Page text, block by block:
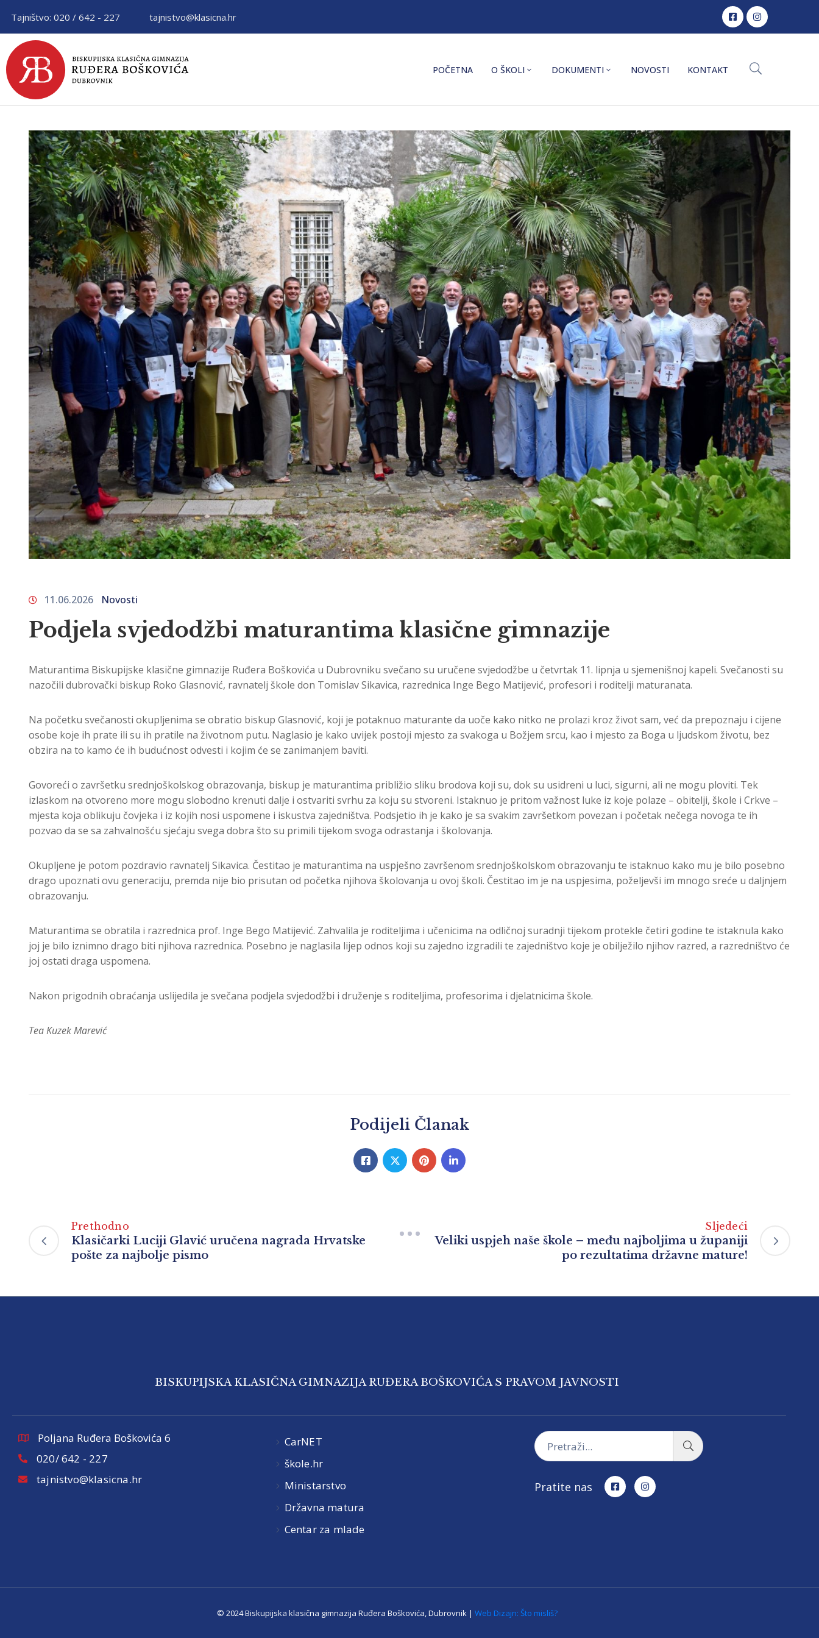
Tajništvo: 020 / 642 - 227 tajnistvo@klasicna.hr
POČETNA O ŠKOLI DOKUMENTI NOVOSTI KONTAKT
11.06.2026 Novosti
Podjela svjedodžbi maturantima klasične gimnazije
Maturantima Biskupijske klasične gimnazije Ruđera Boškovića u Dubrovniku svečano su uručene svjedodžbe u četvrtak 11. lipnja u sjemenišnoj kapeli. Svečanosti su
nazočili dubrovački biskup Roko Glasnović, ravnatelj škole don Tomislav Sikavica, razrednica Inge Bego Matijević, profesori i roditelji maturanata.
Na početku svečanosti okupljenima se obratio biskup Glasnović, koji je potaknuo maturante da uoče kako nitko ne prolazi kroz život sam, već da prepoznaju i cijene
osobe koje ih prate ili su ih pratile na životnom putu. Naglasio je kako uvijek postoji mjesto za svakoga u Božjem srcu, kao i mjesto za Boga u ljudskom životu, bez
obzira na to kamo će ih budućnost odvesti i kojim će se zanimanjem baviti.
Govoreći o završetku srednjoškolskog obrazovanja, biskup je maturantima približio sliku brodova koji su, dok su usidreni u luci, sigurni, ali ne mogu ploviti. Tek
izlaskom na otvoreno more mogu slobodno krenuti dalje i ostvariti svrhu za koju su stvoreni. Istaknuo je pritom važnost luke iz koje polaze – obitelji, škole i Crkve –
mjesta koja oblikuju čovjeka i iz kojih nosi uspomene i iskustva zajedništva. Podsjetio ih je kako je sa svakim završetkom povezan i početak nečega novoga te ih
pozvao da se sa zahvalnošću sjećaju svega dobra što su primili tijekom svoga odrastanja i školovanja.
Okupljene je potom pozdravio ravnatelj Sikavica. Čestitao je maturantima na uspješno završenom srednjoškolskom obrazovanju te istaknuo kako mu je bilo posebno
drago upoznati ovu generaciju, premda nije bio prisutan od početka njihova školovanja u ovoj školi. Čestitao im je na uspjesima, poželjevši im mnogo sreće u daljnjem
obrazovanju.
Maturantima se obratila i razrednica prof. Inge Bego Matijević. Zahvalila je roditeljima i učenicima na odličnoj suradnji tijekom protekle četiri godine te istaknula kako
joj je bilo iznimno drago biti njihova razrednica. Posebno je naglasila lijep odnos koji su zajedno izgradili te zajedništvo koje je obilježilo njihov razred, a razredništvo će
joj ostati draga uspomena.
Nakon prigodnih obraćanja uslijedila je svečana podjela svjedodžbi i druženje s roditeljima, profesorima i djelatnicima škole.
Tea Kuzek Marević
Podijeli Članak
Prethodno
Klasičarki Luciji Glavić uručena nagrada Hrvatske
pošte za najbolje pismo
Sljedeći
Veliki uspjeh naše škole – među najboljima u županiji
po rezultatima državne mature!
BISKUPIJSKA KLASIČNA GIMNAZIJA RUĐERA BOŠKOVIĆA S PRAVOM JAVNOSTI
Poljana Ruđera Boškovića 6
020/ 642 - 227
tajnistvo@klasicna.hr
CarNET
škole.hr
Ministarstvo
Državna matura
Centar za mlade
Pratite nas
© 2024 Biskupijska klasična gimnazija Ruđera Boškovića, Dubrovnik | Web Dizajn: Što misliš?